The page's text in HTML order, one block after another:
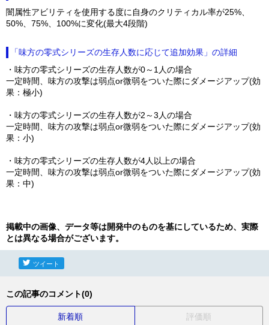
闇属性アビリティを使用する度に自身のクリティカル率が25%、
50%、75%、100%に変化(最大4段階)
「味方の零式シリーズの生存人数に応じて追加効果」の詳細
・味方の零式シリーズの生存人数が0～1人の場合
一定時間、味方の攻撃は弱点or微弱をついた際にダメージアップ(効
果：極小)
・味方の零式シリーズの生存人数が2～3人の場合
一定時間、味方の攻撃は弱点or微弱をついた際にダメージアップ(効
果：小)
・味方の零式シリーズの生存人数が4人以上の場合
一定時間、味方の攻撃は弱点or微弱をついた際にダメージアップ(効
果：中)
掲載中の画像、データ等は開発中のものを基にしているため、実際
とは異なる場合がございます。
ツイート
この記事のコメント(0)
新着順 評価順